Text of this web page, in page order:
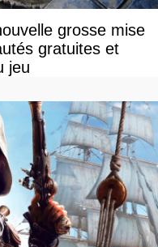
grosse mise
gratuites et
jeu